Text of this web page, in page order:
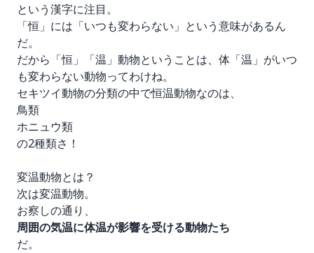
という漢字に注目。
「恒」には「いつも変わらない」という意味があるん
だ。
だから「恒」「温」動物ということは、体「温」がいつ
も変わらない動物ってわけね。
セキツイ動物の分類の中で恒温動物なのは、
鳥類
ホニュウ類
の2種類さ！
変温動物とは？
次は変温動物。
お察しの通り、
周囲の気温に体温が影響を受ける動物たち
だ。